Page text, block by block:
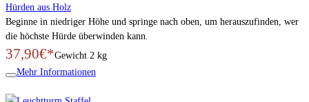
Hürden aus Holz
Beginne in niedriger Höhe und springe nach oben, um herauszufinden, wer
die höchste Hürde überwinden kann.
37,90€*Gewicht 2 kg
Mehr Informationen